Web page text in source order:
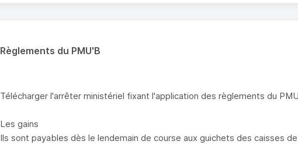
Règlements du PMU'B
Télécharger l'arrêter ministériel fixant l'application des règlements du
Les gains
Ils sont payables dès le lendemain de course aux guichets des caisses